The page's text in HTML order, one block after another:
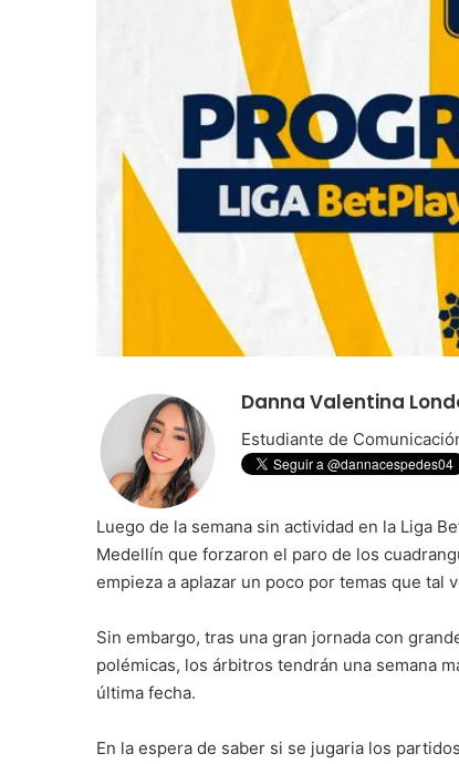
Danna Valentina
Estudiante de
Luego de la semana sin actividad en la Liga
Medellín que forzaron el paro de los
empieza a aplazar un poco por temas que tal
Sin embargo, tras una gran jornada con
polémicas, los árbitros tendrán una semana
última fecha.
En la espera de saber si se jugaria los